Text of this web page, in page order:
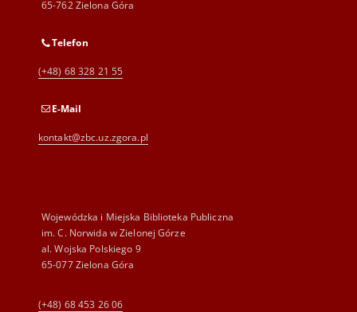
65-762 Zielona Góra
Telefon
(+48) 68 328 21 55
E-Mail
kontakt@zbc.uz.zgora.pl
Wojewódzka i Miejska Biblioteka Publiczna
im. C. Norwida w Zielonej Górze
al. Wojska Polskiego 9
65-077 Zielona Góra
(+48) 68 453 26 06